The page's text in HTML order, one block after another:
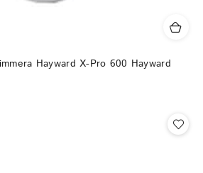
Hayward X-Pro 600 Hayward